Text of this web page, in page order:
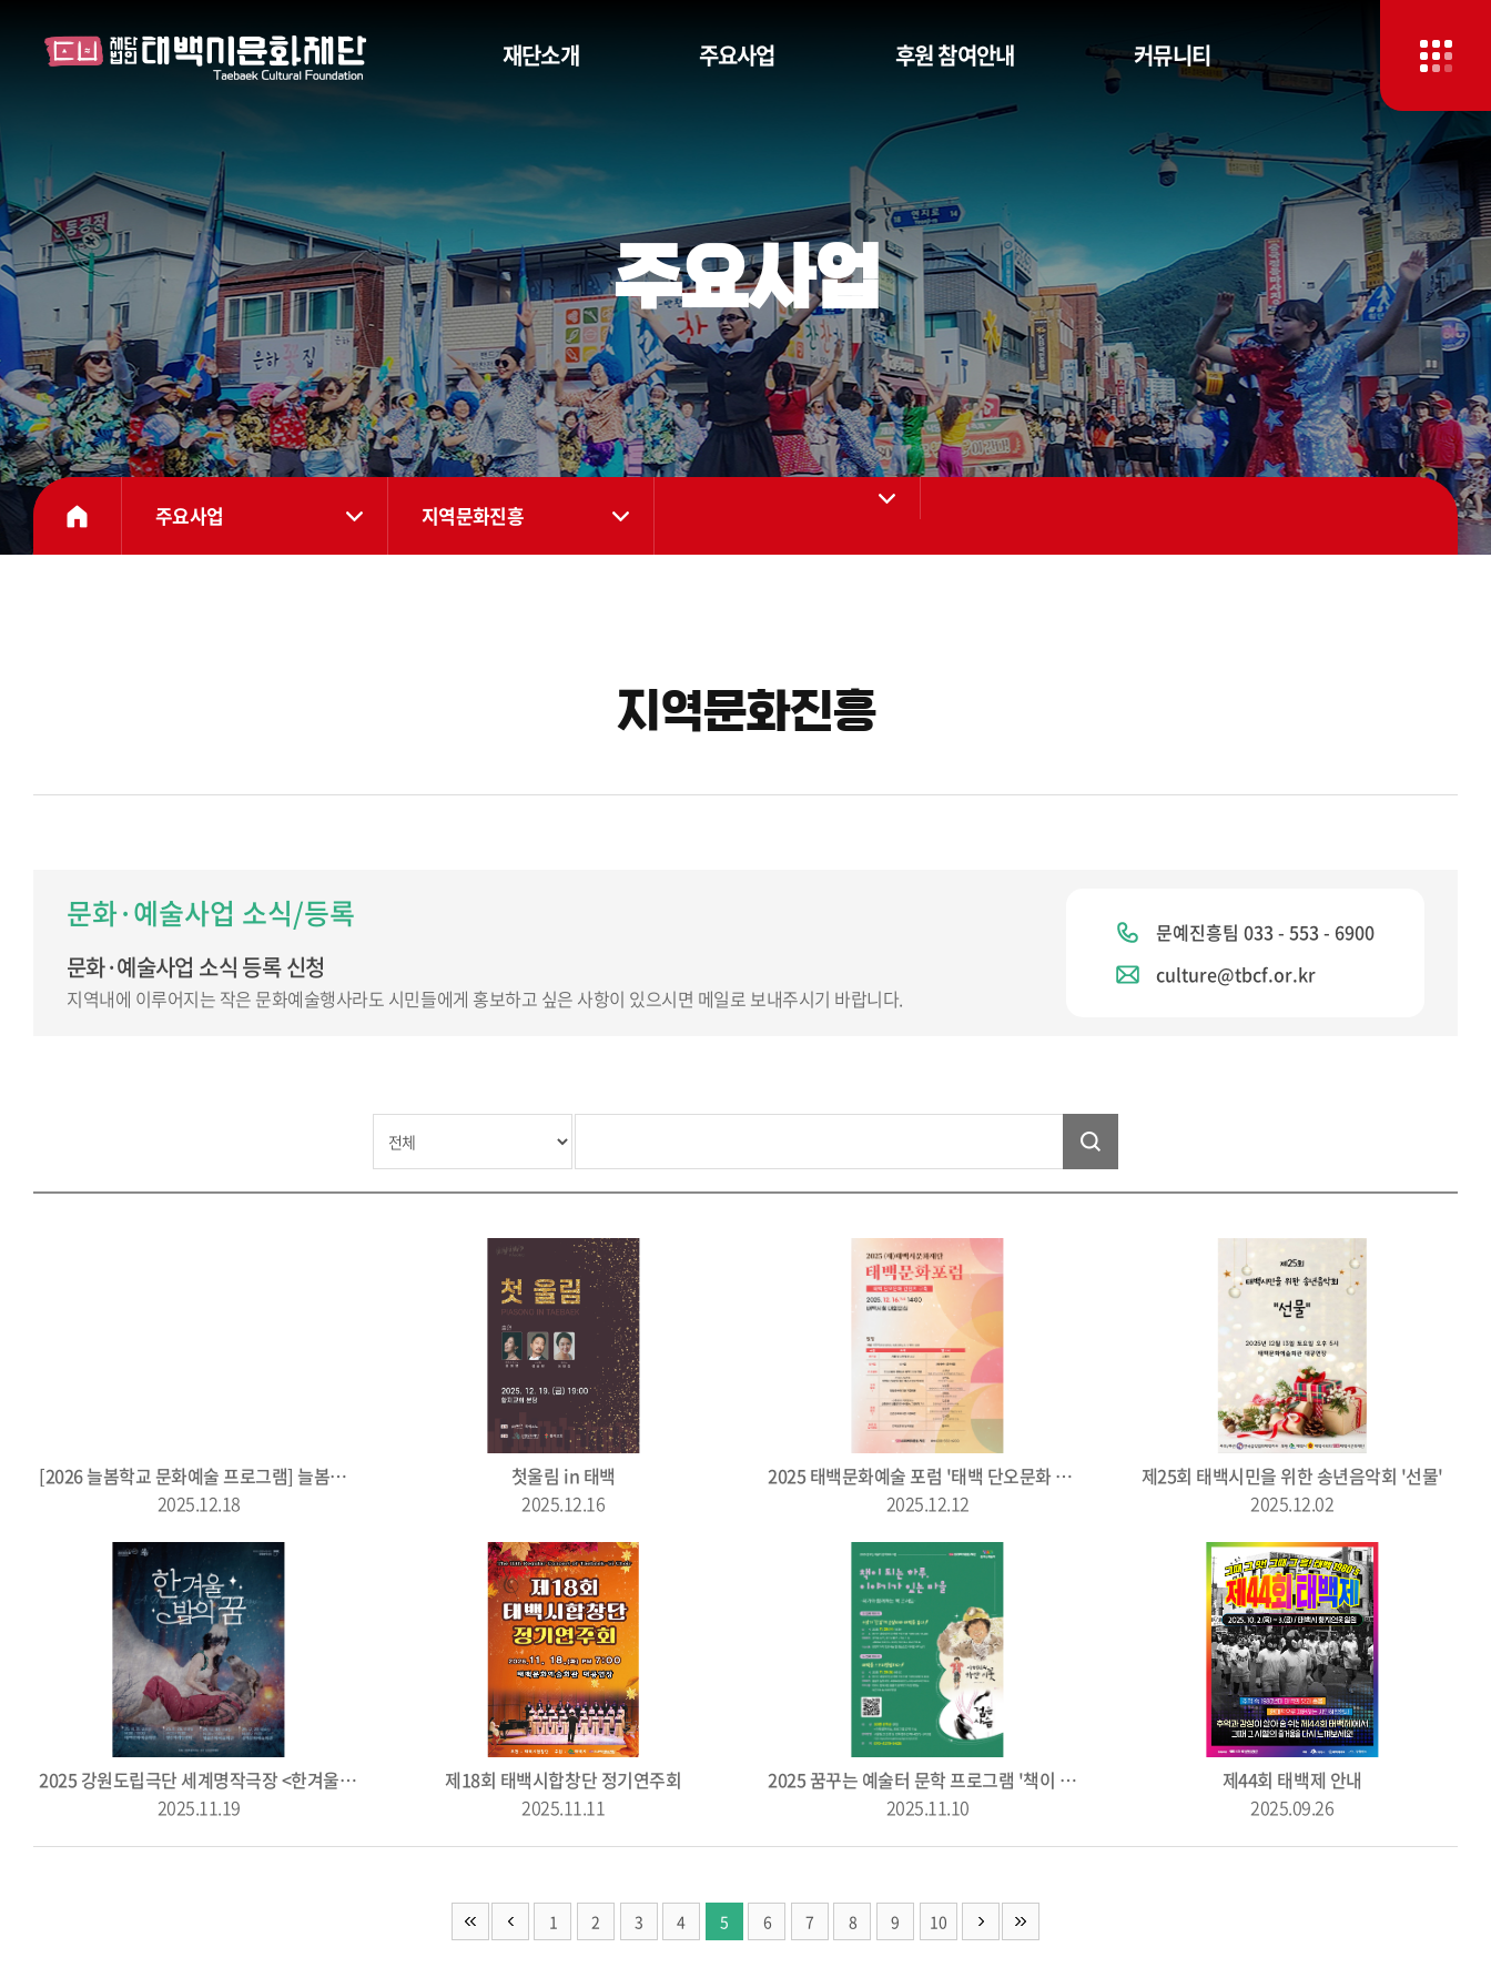
재단소개 주요사업 후원 참여안내 커뮤니티
주요사업
주요사업 지역문화진흥
지역문화진흥
문화·예술사업 소식/등록
문화·예술사업 소식 등록 신청
지역내에 이루어지는 작은 문화예술행사라도 시민들에게 홍보하고 싶은 사항이 있으시면 메일로 보내주시기 바랍니다.
문예진흥팀 033 - 553 - 6900
culture@tbcf.or.kr
[2026 늘봄학교 문화예술 프로그램] 늘봄팀 및 늘봄강사 모집공고
2025.12.18
첫울림 in 태백
2025.12.16
2025 태백문화예술 포럼 '태백 단오문화 컨텐츠 구축'
2025.12.12
제25회 태백시민을 위한 송년음악회 '선물'
2025.12.02
2025 강원도립극단 세계명작극장 <한겨울 밤의 꿈>
2025.11.19
제18회 태백시합창단 정기연주회
2025.11.11
2025 꿈꾸는 예술터 문학 프로그램 '책이 되는 하루 이야기가 있는 마을' 참여자 모집
2025.11.10
제44회 태백제 안내
2025.09.26
1 2 3 4 5 6 7 8 9 10